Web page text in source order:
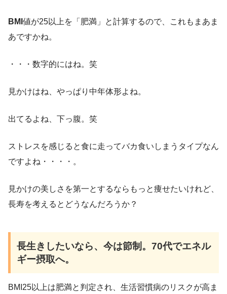
BMI 値が25以上を「肥満」と計算するので、これもまあま
あですかね。
・・・数字的にはね。笑
見かけはね、やっぱり中年体形よね。
出てるよね、下っ腹。笑
ストレスを感じると食に走ってバカ食いしまうタイプなん
ですよね・・・・。
見かけの美しさを第一とするならもっと痩せたいけれど、
長寿を考えるとどうなんだろうか？
長生きしたいなら、今は節制。70代でエネル
ギー摂取へ。
BMI25以上は肥満と判定され、生活習慣病のリスクが高ま